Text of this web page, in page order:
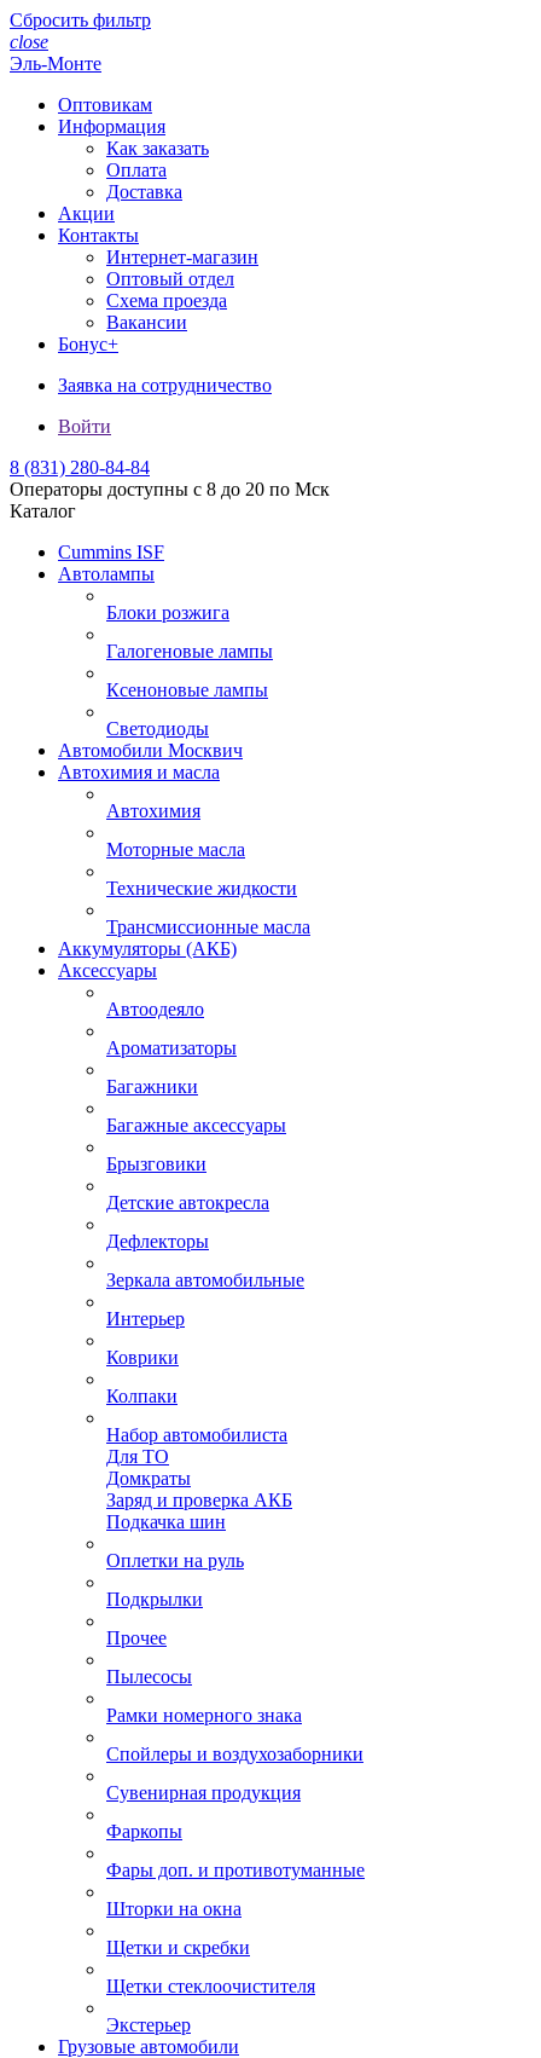
Сбросить фильтр
close
Эль-Монте
Оптовикам
Информация
Как заказать
Оплата
Доставка
Акции
Контакты
Интернет-магазин
Оптовый отдел
Схема проезда
Вакансии
Бонус+
Заявка на сотрудничество
Войти
8 (831) 280-84-84
Операторы доступны с 8 до 20 по Мск
Каталог
Cummins ISF
Автолампы
Блоки розжига
Галогеновые лампы
Ксеноновые лампы
Светодиоды
Автомобили Москвич
Автохимия и масла
Автохимия
Моторные масла
Технические жидкости
Трансмиссионные масла
Аккумуляторы (АКБ)
Аксессуары
Автоодеяло
Ароматизаторы
Багажники
Багажные аксессуары
Брызговики
Детские автокресла
Дефлекторы
Зеркала автомобильные
Интерьер
Коврики
Колпаки
Набор автомобилиста
Для ТО
Домкраты
Заряд и проверка АКБ
Подкачка шин
Оплетки на руль
Подкрылки
Прочее
Пылесосы
Рамки номерного знака
Спойлеры и воздухозаборники
Сувенирная продукция
Фаркопы
Фары доп. и противотуманные
Шторки на окна
Щетки и скребки
Щетки стеклоочистителя
Экстерьер
Грузовые автомобили